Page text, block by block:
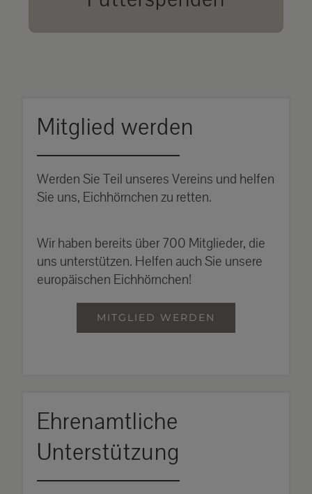
unsere Eichhörnchen.
Mitglied werden
Werden Sie Teil unseres Vereins und helfen
Sie uns, Eichhörnchen zu retten.
Wir haben bereits über 700 Mitglieder, die
uns unterstützen. Helfen auch Sie unsere
europäischen Eichhörnchen!
MITGLIED WERDEN
Ehrenamtliche
Unterstützung